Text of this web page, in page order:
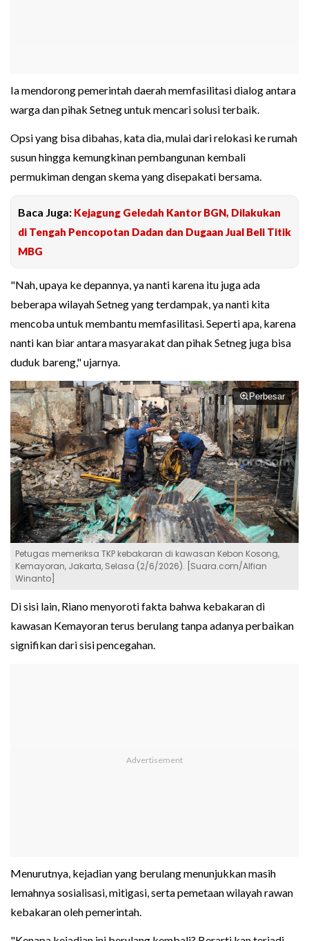
Ia mendorong pemerintah daerah memfasilitasi dialog antara
warga dan pihak Setneg untuk mencari solusi terbaik.
Opsi yang bisa dibahas, kata dia, mulai dari relokasi ke rumah
susun hingga kemungkinan pembangunan kembali
permukiman dengan skema yang disepakati bersama.
Baca Juga: Kejagung Geledah Kantor BGN, Dilakukan
di Tengah Pencopotan Dadan dan Dugaan Jual Beli Titik
MBG
"Nah, upaya ke depannya, ya nanti karena itu juga ada
beberapa wilayah Setneg yang terdampak, ya nanti kita
mencoba untuk membantu memfasilitasi. Seperti apa, karena
nanti kan biar antara masyarakat dan pihak Setneg juga bisa
duduk bareng," ujarnya.
Perbesar
Petugas memeriksa TKP kebakaran di kawasan Kebon Kosong,
Kemayoran, Jakarta, Selasa (2/6/2026). [Suara.com/Alfian
Winanto]
Di sisi lain, Riano menyoroti fakta bahwa kebakaran di
kawasan Kemayoran terus berulang tanpa adanya perbaikan
signifikan dari sisi pencegahan.
Menurutnya, kejadian yang berulang menunjukkan masih
lemahnya sosialisasi, mitigasi, serta pemetaan wilayah rawan
kebakaran oleh pemerintah.